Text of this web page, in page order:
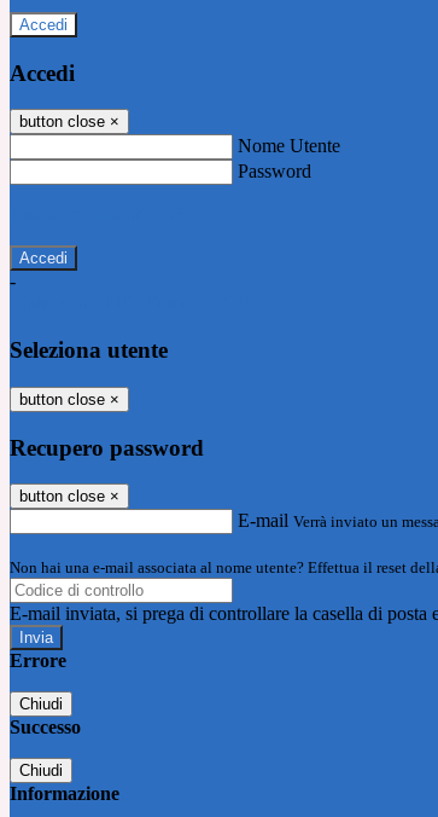
Accedi
Accedi
button close ×
Nome Utente
Password
-
Seleziona utente
button close ×
Recupero password
button close ×
E-mail Verrà inviato un
Non hai una e-mail associata al nome utente? Effettua il reset
E-mail inviata, si prega di controllare la casella di posta
Errore
Chiudi
Successo
Chiudi
Informazione